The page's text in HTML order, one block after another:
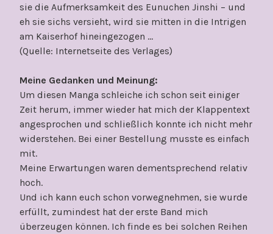
sie die Aufmerksamkeit des Eunuchen Jinshi – und
eh sie sichs versieht, wird sie mitten in die Intrigen
am Kaiserhof hineingezogen …
(Quelle: Internetseite des Verlages)
Meine Gedanken und Meinung:
Um diesen Manga schleiche ich schon seit einiger
Zeit herum, immer wieder hat mich der Klappentext
angesprochen und schließlich konnte ich nicht mehr
widerstehen. Bei einer Bestellung musste es einfach
mit.
Meine Erwartungen waren dementsprechend relativ
hoch.
Und ich kann euch schon vorwegnehmen, sie wurde
erfüllt, zumindest hat der erste Band mich
überzeugen können. Ich finde es bei solchen Reihen